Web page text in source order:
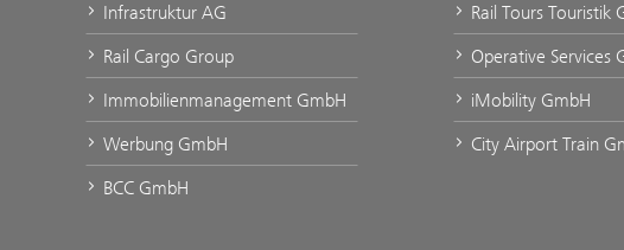
Infrastruktur AG
Rail Cargo Group
Immobilienmanagement GmbH
Werbung GmbH
BCC GmbH
Rail Tours Touristik
Operative Services
iMobility GmbH
City Airport Train